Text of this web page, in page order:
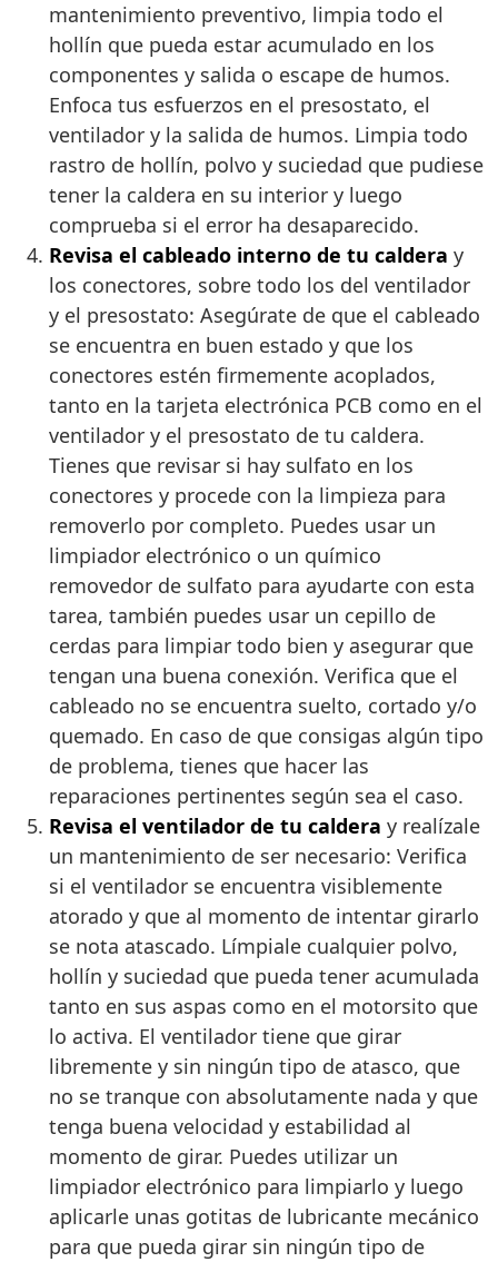
mantenimiento preventivo, limpia todo el
hollín que pueda estar acumulado en los
componentes y salida o escape de humos.
Enfoca tus esfuerzos en el presostato, el
ventilador y la salida de humos. Limpia todo
rastro de hollín, polvo y suciedad que pudiese
tener la caldera en su interior y luego
comprueba si el error ha desaparecido.
Revisa el cableado interno de tu caldera y
los conectores, sobre todo los del ventilador
y el presostato: Asegúrate de que el cableado
se encuentra en buen estado y que los
conectores estén firmemente acoplados,
tanto en la tarjeta electrónica PCB como en el
ventilador y el presostato de tu caldera.
Tienes que revisar si hay sulfato en los
conectores y procede con la limpieza para
removerlo por completo. Puedes usar un
limpiador electrónico o un químico
removedor de sulfato para ayudarte con esta
tarea, también puedes usar un cepillo de
cerdas para limpiar todo bien y asegurar que
tengan una buena conexión. Verifica que el
cableado no se encuentra suelto, cortado y/o
quemado. En caso de que consigas algún tipo
de problema, tienes que hacer las
reparaciones pertinentes según sea el caso.
Revisa el ventilador de tu caldera y realízale
un mantenimiento de ser necesario: Verifica
si el ventilador se encuentra visiblemente
atorado y que al momento de intentar girarlo
se nota atascado. Límpiale cualquier polvo,
hollín y suciedad que pueda tener acumulada
tanto en sus aspas como en el motorsito que
lo activa. El ventilador tiene que girar
libremente y sin ningún tipo de atasco, que
no se tranque con absolutamente nada y que
tenga buena velocidad y estabilidad al
momento de girar. Puedes utilizar un
limpiador electrónico para limpiarlo y luego
aplicarle unas gotitas de lubricante mecánico
para que pueda girar sin ningún tipo de